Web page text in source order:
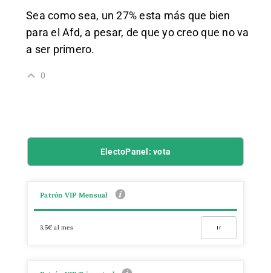
Sea como sea, un 27% esta más que bien
para el Afd, a pesar, de que yo creo que no va
a ser primero.
0
ElectoPanel: vota
Patrón VIP Mensual
3,5€ al mes Ir